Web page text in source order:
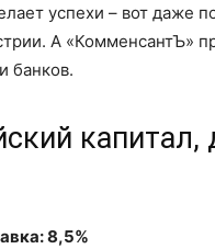
успехи – вот даже
А «КомменсантЪ»
банков.
8,5%